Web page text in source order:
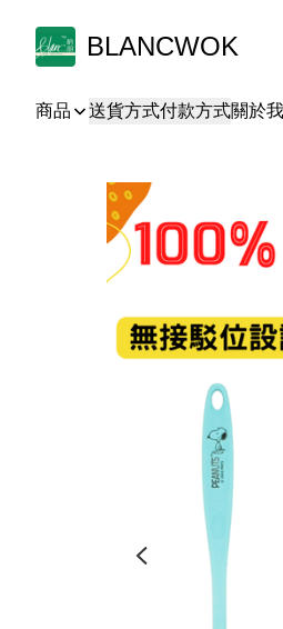
BLANCWOK
商品 送貨方式付款方式關於